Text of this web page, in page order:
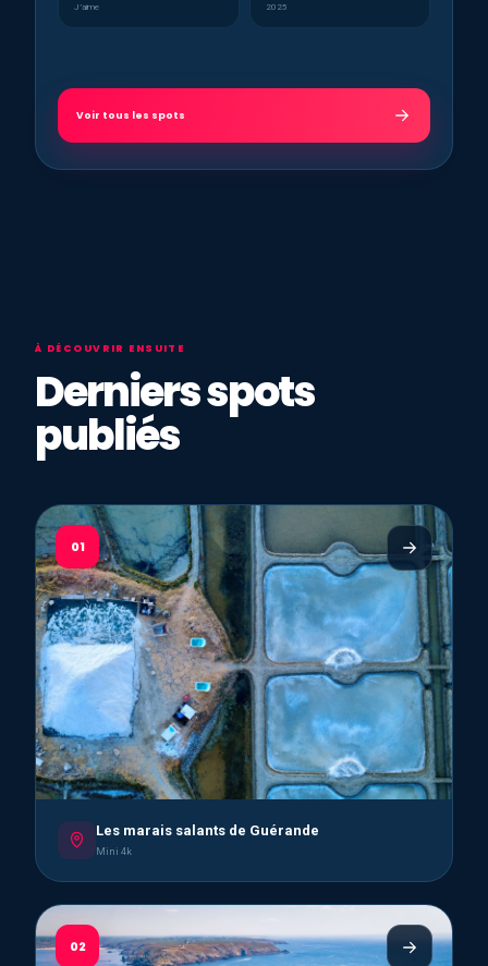
J’aime 2025
Voir tous les spots
À DÉCOUVRIR ENSUITE
Derniers spots
publiés
01
Les marais salants de Guérande
Mini 4k
02